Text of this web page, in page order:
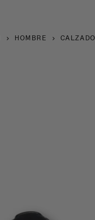
HOMBRE